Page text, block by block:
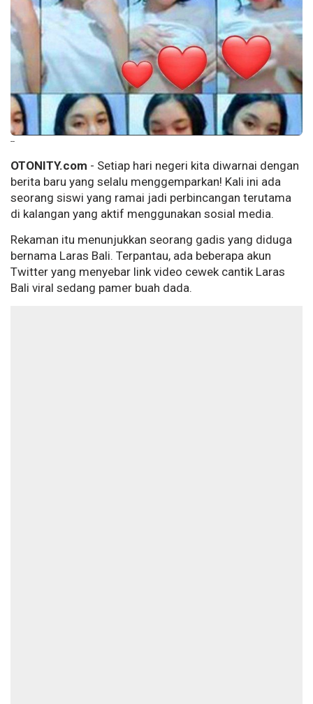
--
OTONITY.com - Setiap hari negeri kita diwarnai dengan
berita baru yang selalu menggemparkan! Kali ini ada
seorang siswi yang ramai jadi perbincangan terutama
di kalangan yang aktif menggunakan sosial media.
Rekaman itu menunjukkan seorang gadis yang diduga
bernama Laras Bali. Terpantau, ada beberapa akun
Twitter yang menyebar link video cewek cantik Laras
Bali viral sedang pamer buah dada.